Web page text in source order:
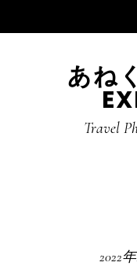
あね
Travel
2022